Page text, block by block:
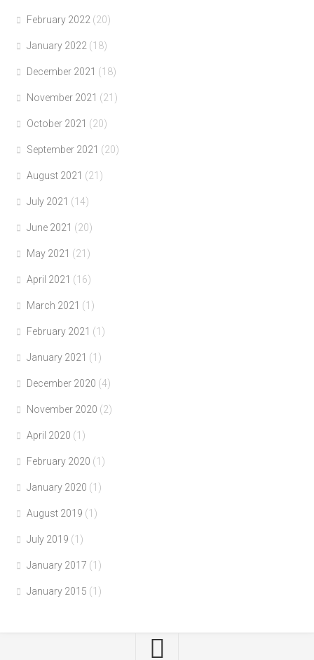
February 2022 (20)
January 2022 (18)
December 2021 (18)
November 2021 (21)
October 2021 (20)
September 2021 (20)
August 2021 (21)
July 2021 (14)
June 2021 (20)
May 2021 (21)
April 2021 (16)
March 2021 (1)
February 2021 (1)
January 2021 (1)
December 2020 (4)
November 2020 (2)
April 2020 (1)
February 2020 (1)
January 2020 (1)
August 2019 (1)
July 2019 (1)
January 2017 (1)
January 2015 (1)